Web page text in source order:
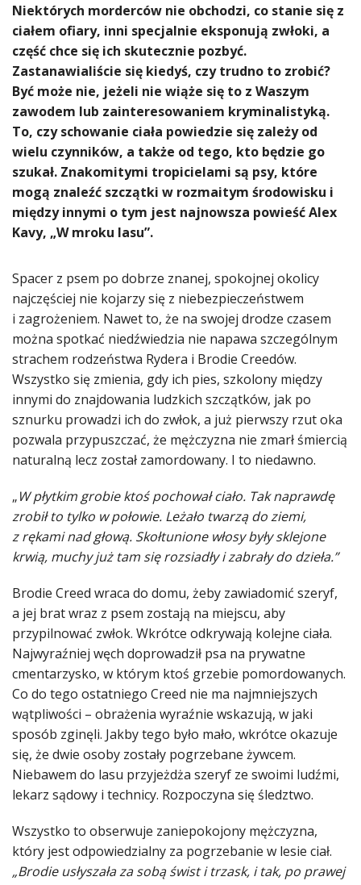
Niektórych morderców nie obchodzi, co stanie się z
ciałem ofiary, inni specjalnie eksponują zwłoki, a
część chce się ich skutecznie pozbyć.
Zastanawialiście się kiedyś, czy trudno to zrobić?
Być może nie, jeżeli nie wiąże się to z Waszym
zawodem lub zainteresowaniem kryminalistyką.
To, czy schowanie ciała powiedzie się zależy od
wielu czynników, a także od tego, kto będzie go
szukał. Znakomitymi tropicielami są psy, które
mogą znaleźć szczątki w rozmaitym środowisku i
między innymi o tym jest najnowsza powieść Alex
Kavy, „W mroku lasu”.
Spacer z psem po dobrze znanej, spokojnej okolicy
najczęściej nie kojarzy się z niebezpieczeństwem
i zagrożeniem. Nawet to, że na swojej drodze czasem
można spotkać niedźwiedzia nie napawa szczególnym
strachem rodzeństwa Rydera i Brodie Creedów.
Wszystko się zmienia, gdy ich pies, szkolony między
innymi do znajdowania ludzkich szczątków, jak po
sznurku prowadzi ich do zwłok, a już pierwszy rzut oka
pozwala przypuszczać, że mężczyzna nie zmarł śmiercią
naturalną lecz został zamordowany. I to niedawno.
„W płytkim grobie ktoś pochował ciało. Tak naprawdę
zrobił to tylko w połowie. Leżało twarzą do ziemi,
z rękami nad głową. Skołtunione włosy były sklejone
krwią, muchy już tam się rozsiadły i zabrały do dzieła.”
Brodie Creed wraca do domu, żeby zawiadomić szeryf,
a jej brat wraz z psem zostają na miejscu, aby
przypilnować zwłok. Wkrótce odkrywają kolejne ciała.
Najwyraźniej węch doprowadził psa na prywatne
cmentarzysko, w którym ktoś grzebie pomordowanych.
Co do tego ostatniego Creed nie ma najmniejszych
wątpliwości – obrażenia wyraźnie wskazują, w jaki
sposób zginęli. Jakby tego było mało, wkrótce okazuje
się, że dwie osoby zostały pogrzebane żywcem.
Niebawem do lasu przyjeżdża szeryf ze swoimi ludźmi,
lekarz sądowy i technicy. Rozpoczyna się śledztwo.
Wszystko to obserwuje zaniepokojony mężczyzna,
który jest odpowiedzialny za pogrzebanie w lesie ciał.
„Brodie usłyszała za sobą świst i trzask, i tak, po prawej